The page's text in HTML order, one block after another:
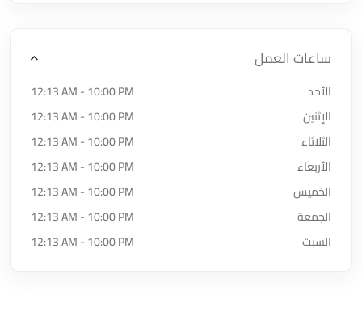
ساعات العمل
الأحد
12:13 AM - 10:00 PM
الإثنين
12:13 AM - 10:00 PM
الثلاثاء
12:13 AM - 10:00 PM
الأربعاء
12:13 AM - 10:00 PM
الخميس
12:13 AM - 10:00 PM
الجمعة
12:13 AM - 10:00 PM
السبت
12:13 AM - 10:00 PM